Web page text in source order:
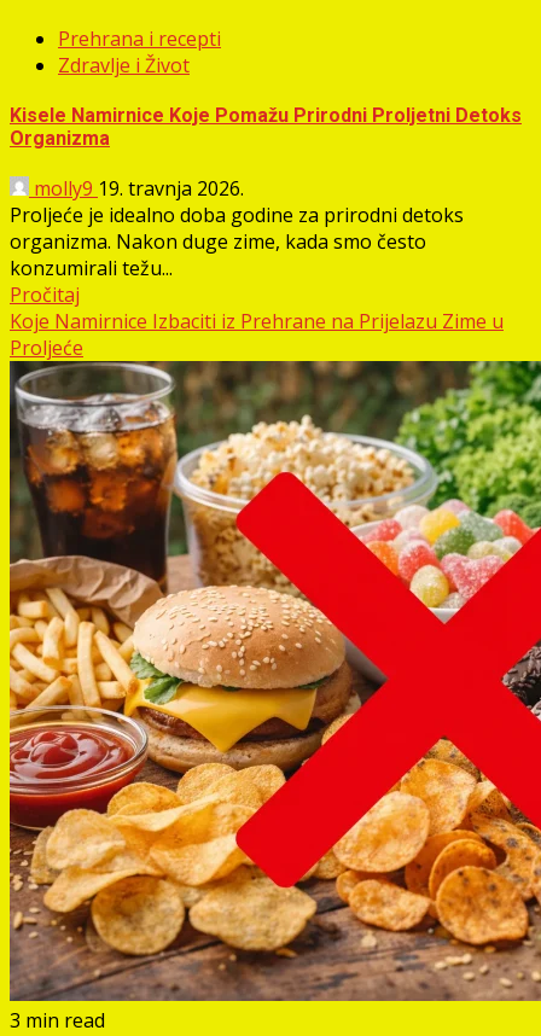
Prehrana i recepti
Zdravlje i Život
Kisele Namirnice Koje Pomažu Prirodni Proljetni Detoks
Organizma
molly9 19. travnja 2026.
Proljeće je idealno doba godine za prirodni detoks
organizma. Nakon duge zime, kada smo često
konzumirali težu...
Pročitaj
Koje Namirnice Izbaciti iz Prehrane na Prijelazu Zime u
Proljeće
3 min read